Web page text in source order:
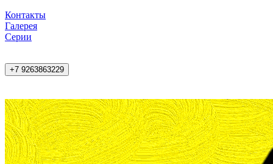
Контакты
Галерея
Cерии
+7 9263863229